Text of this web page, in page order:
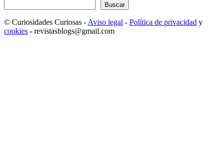
Buscar
© Curiosidades Curiosas - Aviso legal - Política de privacidad y
cookies - revistasblogs@gmail.com